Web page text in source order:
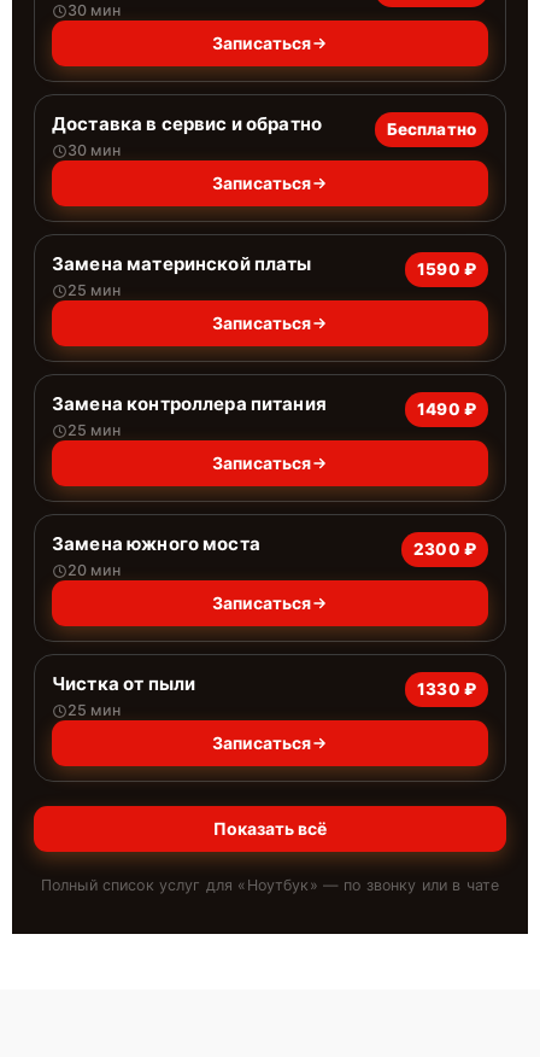
30 мин
Записаться
Доставка в сервис и обратно
30 мин
Бесплатно
Записаться
Замена материнской платы
25 мин
1590 ₽
Записаться
Замена контроллера питания
25 мин
1490 ₽
Записаться
Замена южного моста
20 мин
2300 ₽
Записаться
Чистка от пыли
25 мин
1330 ₽
Записаться
Показать всё
Полный список услуг для « Ноутбук » — по звонку или в чате